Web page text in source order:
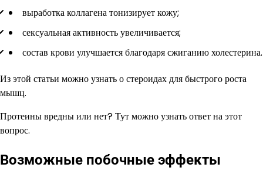
выработка коллагена тонизирует кожу;
сексуальная активность увеличивается;
состав крови улучшается благодаря сжиганию холестерина.
Из этой статьи можно узнать о стероидах для быстрого роста
мышц.
Протеины вредны или нет? Тут можно узнать ответ на этот
вопрос.
Возможные побочные эффекты